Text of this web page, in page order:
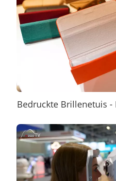
Bedruckte Brillenetuis -